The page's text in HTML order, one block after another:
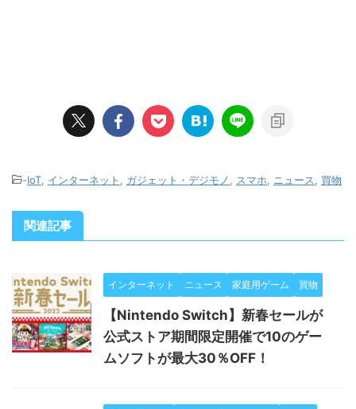
-IoT インターネット ガジェット・デジモノ スマホ ニュース 買物
関連記事
インターネット ニュース 家庭用ゲーム 買物
【Nintendo Switch】新春セールが
公式ストア期間限定開催で10のゲー
ムソフトが最大30％OFF！